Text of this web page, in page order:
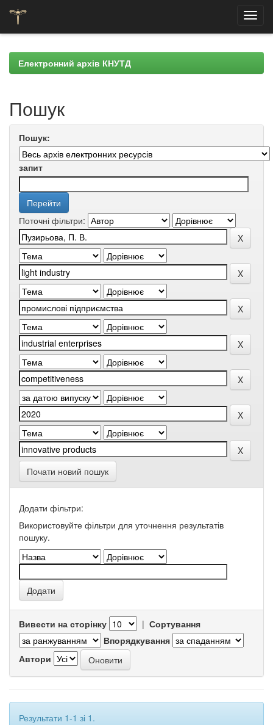
navigationЕлектронний архів КНУТД
Пошук
Пошук:
запит
Поточні фільтри:
Почати новий пошук
Додати фільтри:
Використовуйте фільтри для уточнення результатів
пошуку.
Вивести на сторінку | Сортування
Впорядкування
Автори
Результати 1-1 зі 1.